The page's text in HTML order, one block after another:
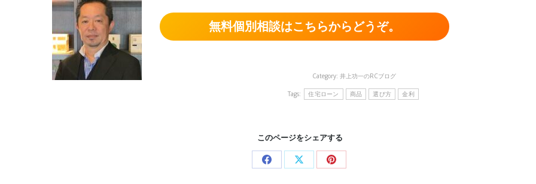
無料個別相談はこちらからどうぞ。
Category: 井上功一のRCブログ
Tags: 住宅ローン 商品 選び方 金利
このページをシェアする
Share Share Share